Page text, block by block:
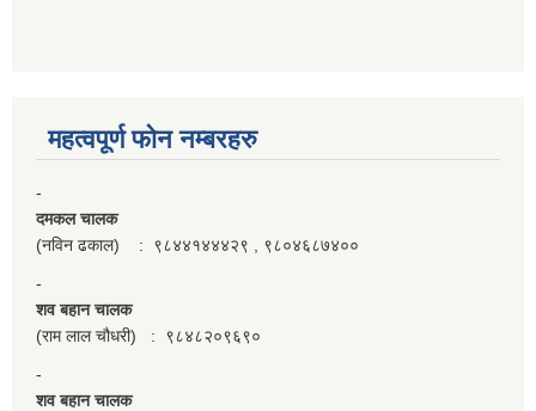
महत्वपूर्ण फाेन नम्बरहरु
-
दमकल चालक
(नविन ढकाल) : ९८४४१४४४२९ , ९८०४६८७४००
-
शव बहान चालक
(राम लाल चौधरी) : ९८४८२०९६९०
-
शव बहान चालक